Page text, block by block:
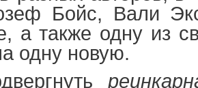
Бойс, Вали
а также одну из
одну новую.